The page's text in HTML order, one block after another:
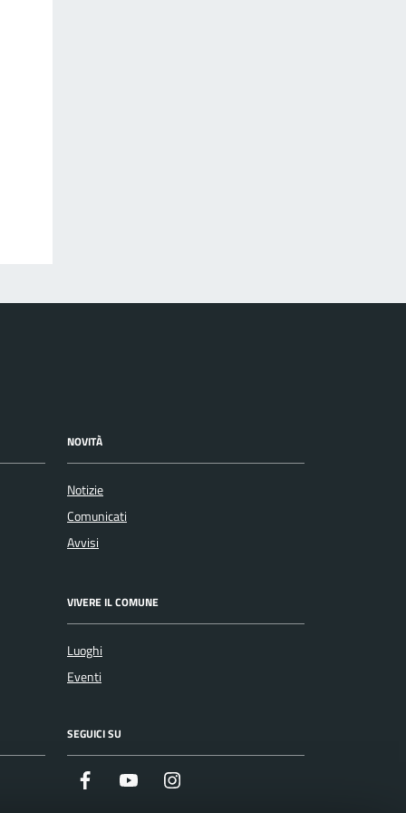
NOVITÀ
Notizie
Comunicati
Avvisi
VIVERE IL COMUNE
Luoghi
Eventi
SEGUICI SU
Facebook Youtube